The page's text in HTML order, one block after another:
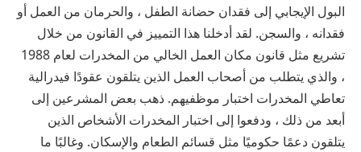
البول الإيجابي إلى فقدان حضانة الطفل ، والحرمان من العمل أو
فقدانه ، والسجن. لقد أدخلنا هذا التمييز في القانون من خلال
تشريع مثل قانون مكان العمل الخالي من المخدرات لعام 1988
، والذي يتطلب من أصحاب العمل الذين يتلقون عقودًا فيدرالية
تعاطي المخدرات اختبار موظفيهم. ذهب بعض المشرعين إلى
أبعد من ذلك ، ودفعوا إلى اختبار المخدرات الأشخاص الذين
يتلقون دعمًا حكوميًا مثل قسائم الطعام والإسكان. وغالبًا ما